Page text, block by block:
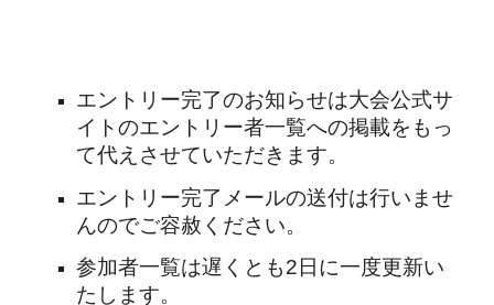
エントリー完了のお知らせは大会公式サ
イトのエントリー者一覧への掲載をもっ
て代えさせていただきます。
エントリー完了メールの送付は行いませ
んのでご容赦ください。
参加者一覧は遅くとも2日に一度更新い
たします。